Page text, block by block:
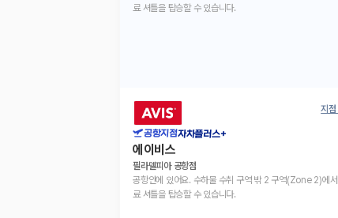
료 셔틀을 탑승할 수 있습니다.
지
공항지점자차플러스+
에이비스
필라델피아 공항점
공항안에 있어요. 수하물 수취 구역 밖 2 구역(Zone 2)에
료 셔틀을 탑승할 수 있습니다.